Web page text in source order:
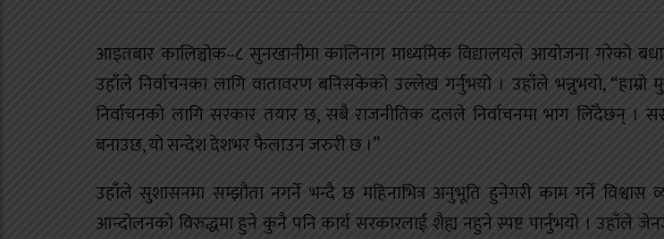
आइतबार कालिञ्चोक–८ सुनखानीमा कालिनाग माध्यमिक विद्यालयले आयोजना गरेको
उहाँले निर्वाचनका लागि वातावरण बनिसकेको उल्लेख गर्नुभयो । उहाँले भन्नुभयो, “हाम्रो
निर्वाचनको लागि सरकार तयार छ, सबै राजनीतिक दलले निर्वाचनमा भाग लिँदैछन् ।
बनाउछ, यो सन्देश देशभर फैलाउन जरुरी छ ।”
उहाँले सुशासनमा सम्झौता नगर्ने भन्दै छ महिनाभित्र अनुभूति हुनेगरी काम गर्ने विश्वास
आन्दोलनको विरुद्धमा हुने कुनै पनि कार्य सरकारलाई शैह्य नहुने स्पष्ट पार्नुभयो । उहाँले